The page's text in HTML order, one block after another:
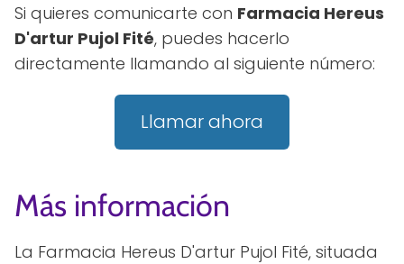
Si quieres comunicarte con Farmacia Hereus
D'artur Pujol Fité, puedes hacerlo
directamente llamando al siguiente número:
Llamar ahora
Más información
La Farmacia Hereus D'artur Pujol Fité, situada